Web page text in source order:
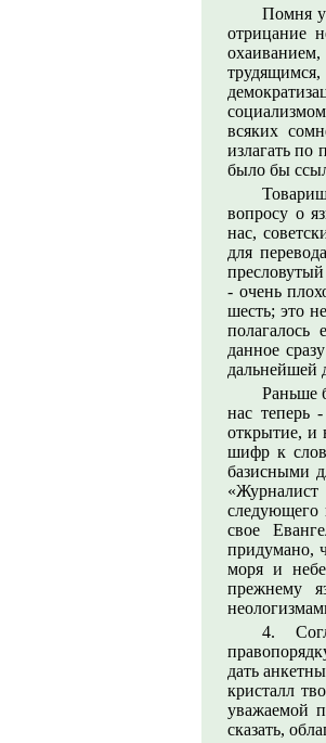
Помня
отрицание
всяких
излагать по
было бы
вопросу о
нас,
для
- очень
шесть; это
полагалось
данное
дальнейшей
Раньше
нас теперь
открытие, и
шифр к
базисными
следующего
свое
придумано,
моря и
прежнему
4.
дать
кристалл
уважаемой
сказать,